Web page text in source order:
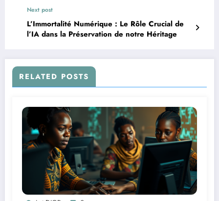
Next post
L’Immortalité Numérique : Le Rôle Crucial de
l’IA dans la Préservation de notre Héritage
RELATED POSTS